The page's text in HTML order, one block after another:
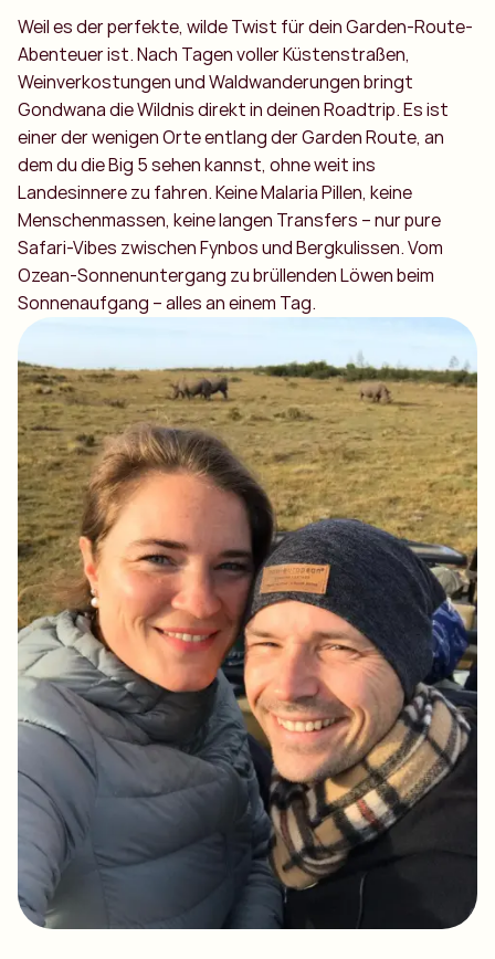
Weil es der perfekte, wilde Twist für dein Garden-Route-
Abenteuer ist. Nach Tagen voller Küstenstraßen,
Weinverkostungen und Waldwanderungen bringt
Gondwana die Wildnis direkt in deinen Roadtrip. Es ist
einer der wenigen Orte entlang der Garden Route, an
dem du die Big 5 sehen kannst, ohne weit ins
Landesinnere zu fahren. Keine Malaria Pillen, keine
Menschenmassen, keine langen Transfers – nur pure
Safari-Vibes zwischen Fynbos und Bergkulissen. Vom
Ozean-Sonnenuntergang zu brüllenden Löwen beim
Sonnenaufgang – alles an einem Tag.